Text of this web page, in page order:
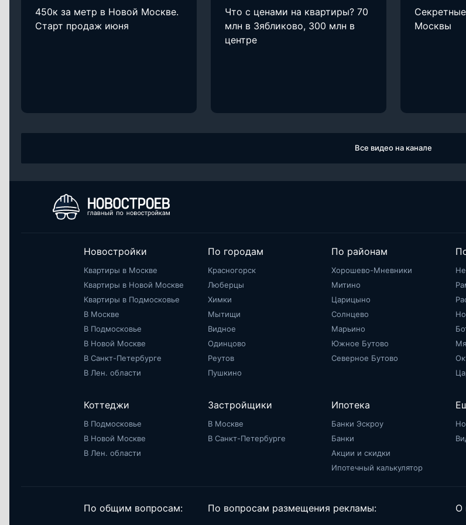
450к за метр в Новой Москве.
Старт продаж июня
Что с ценами на квартиры? 70
млн в Зябликово, 300 млн в
центре
Москвы
Все видео на канале
Новостройки
Квартиры в Москве
Квартиры в Новой Москве
Квартиры в Подмосковье
В Москве
В Подмосковье
В Новой Москве
В Санкт-Петербурге
В Лен. области
По городам
Красногорск
Люберцы
Химки
Мытищи
Видное
Одинцово
Реутов
Пушкино
По районам
Хорошево-Мневники
Митино
Царицыно
Солнцево
Марьино
Южное Бутово
Северное Бутово
Коттеджи
В Подмосковье
В Новой Москве
В Лен. области
Застройщики
В Москве
В Санкт-Петербурге
Ипотека
Банки Эскроу
Банки
Акции и скидки
Ипотечный калькулятор
По общим вопросам: По вопросам размещения рекламы:
О